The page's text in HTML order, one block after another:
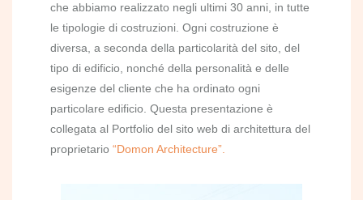
che abbiamo realizzato negli ultimi 30 anni, in tutte
le tipologie di costruzioni. Ogni costruzione è
diversa, a seconda della particolarità del sito, del
tipo di edificio, nonché della personalità e delle
esigenze del cliente che ha ordinato ogni
particolare edificio. Questa presentazione è
collegata al Portfolio del sito web di architettura del
proprietario “Domon Architecture”.